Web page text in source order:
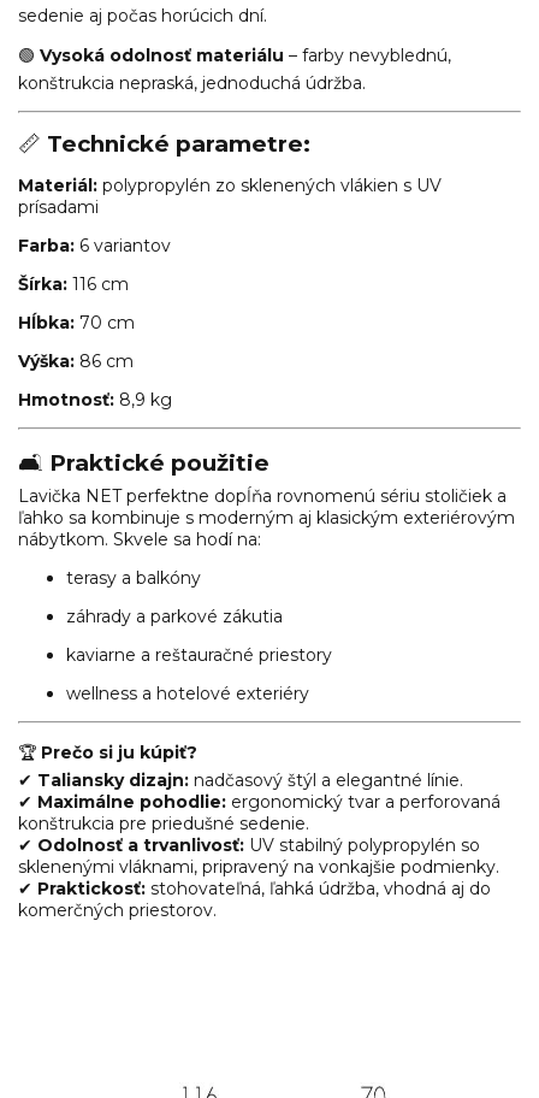
sedenie aj počas horúcich dní.
🟢 Vysoká odolnosť materiálu – farby nevyblednú,
konštrukcia nepraská, jednoduchá údržba.
📏 Technické parametre:
Materiál: polypropylén zo sklenených vlákien s UV
prísadami
Farba: 6 variantov
Šírka: 116 cm
Hĺbka: 70 cm
Výška: 86 cm
Hmotnosť: 8,9 kg
🛋 Praktické použitie
Lavička NET perfektne dopĺňa rovnomenú sériu stoličiek a
ľahko sa kombinuje s moderným aj klasickým exteriérovým
nábytkom. Skvele sa hodí na:
terasy a balkóny
záhrady a parkové zákutia
kaviarne a reštauračné priestory
wellness a hotelové exteriéry
🏆 Prečo si ju kúpiť?
✔ Taliansky dizajn: nadčasový štýl a elegantné línie.
✔ Maximálne pohodlie: ergonomický tvar a perforovaná
konštrukcia pre priedušné sedenie.
✔ Odolnosť a trvanlivosť: UV stabilný polypropylén so
sklenenými vláknami, pripravený na vonkajšie podmienky.
✔ Praktickosť: stohovateľná, ľahká údržba, vhodná aj do
komerčných priestorov.